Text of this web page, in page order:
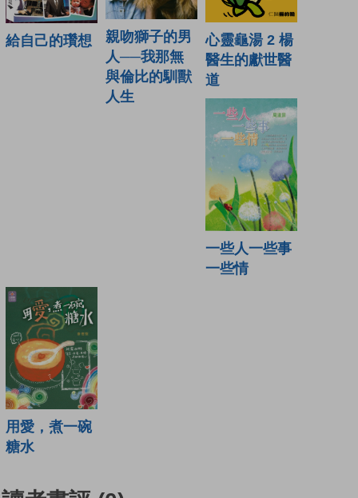
給自己的瓚想
親吻獅子的男
人──我那無
與倫比的馴獸
人生
心靈龜湯 2 楊
醫生的獻世醫
道
一些人一些事
一些情
用愛，煮一碗
糖水